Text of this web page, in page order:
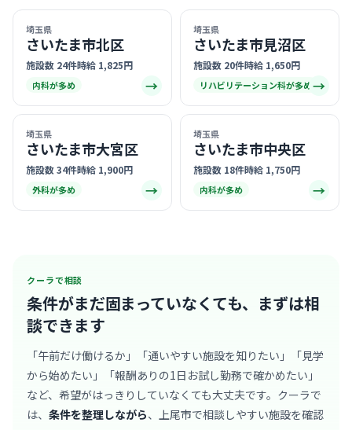
埼玉県
さいたま市北区
施設数 24件時給 1,825円
内科が多め →
埼玉県
さいたま市見沼区
施設数 20件時給 1,650円
リハビリテーション科が多め →
埼玉県
さいたま市大宮区
施設数 34件時給 1,900円
外科が多め →
埼玉県
さいたま市中央区
施設数 18件時給 1,750円
内科が多め →
クーラで相談
条件がまだ固まっていなくても、 まずは相
談できます
「午前だけ働けるか」「通いやすい施設を知りたい」「見学
から始めたい」「報酬ありの1日お試し勤務で確かめたい」
など、希望がはっきりしていなくても大丈夫です。クーラで
は、 条件を整理しながら、上尾市で相談しやすい施設を確認